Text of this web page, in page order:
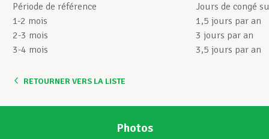
Période de référence
Jours de congé
1-2 mois
1,5 jours par an
2-3 mois
3 jours par an
3-4 mois
3,5 jours par an
RETOURNER VERS LA LISTE
Photos